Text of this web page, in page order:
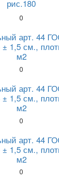
рис.180
0
арт. 44
1,5 см.,
м2
0
арт. 44
1,5 см.,
м2
0
арт. 44
1,5 см.,
м2
0